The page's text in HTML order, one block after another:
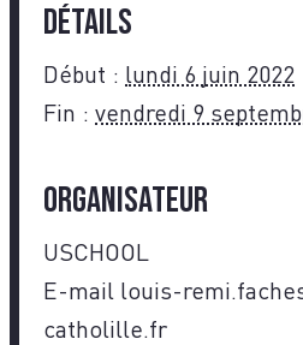
Détails
Début : lundi 6 juin 2022
Fin : vendredi 9
Organisateur
USCHOOL
E-mail louis-
catholille.fr